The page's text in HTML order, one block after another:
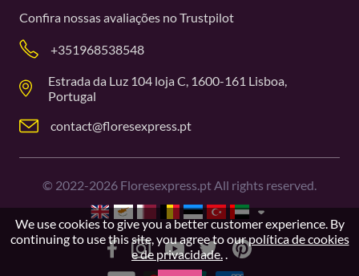
Confira nossas avaliações noTrustpilot
+351968538548
Estrada da Luz 104 loja C, 1600-161 Lisboa,
Portugal
contact@floresexpress.pt
© 2022-2026 Floresexpress.pt All rights reserved.
We use cookies to give you a better customer experience. By
continuing to use this site, you agree to ourpolítica de cookies
e de privacidade..